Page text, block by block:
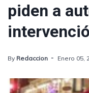
piden a
By Redaccion Enero 05,